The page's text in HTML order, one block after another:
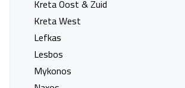
Kreta Oost & Zuid
Kreta West
Lefkas
Lesbos
Mykonos
Dimitra Apartments G
Corfu, Gouvia